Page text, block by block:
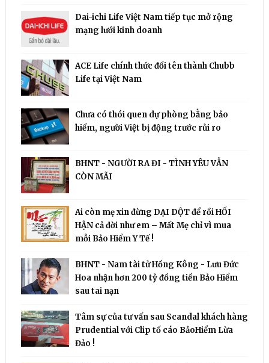
Dai-ichi Life Việt Nam tiếp tục mở rộng
mạng lưới kinh doanh
ACE Life chính thức đổi tên thành Chubb
Life tại Việt Nam
Chưa có thói quen dự phòng bằng bảo
hiểm, người Việt bị động trước rủi ro
BHNT - NGƯỜI RA ĐI - TÌNH YÊU VẪN
CÒN MÃI
Ai còn mẹ xin đừng DẠI DỘT để rồi HỐI
HẬN cả đời như em – Mất Mẹ chỉ vì mua
mỗi Bảo Hiểm Y Tế !
BHNT - Nam tài tử Hồng Kông - Lưu Đức
Hoa nhận hơn 200 tỷ đồng tiền Bảo Hiểm
sau tai nạn
Tâm sự của tư vấn sau Scandal khách hàng
Prudential với Clip tố cáo BảoHiểm Lừa
Đảo !